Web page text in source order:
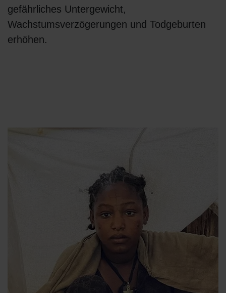
gefährliches Untergewicht,
Wachstumsverzögerungen und Todgeburten
erhöhen.